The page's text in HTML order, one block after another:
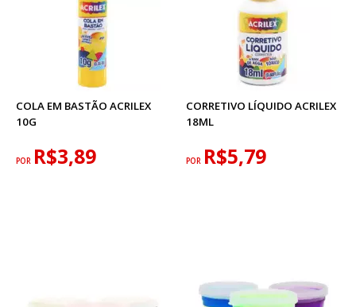
COLA EM BASTÃO ACRILEX
10G
POR R$3,89
CORRETIVO LÍQUIDO ACRILEX
18ML
POR R$5,79